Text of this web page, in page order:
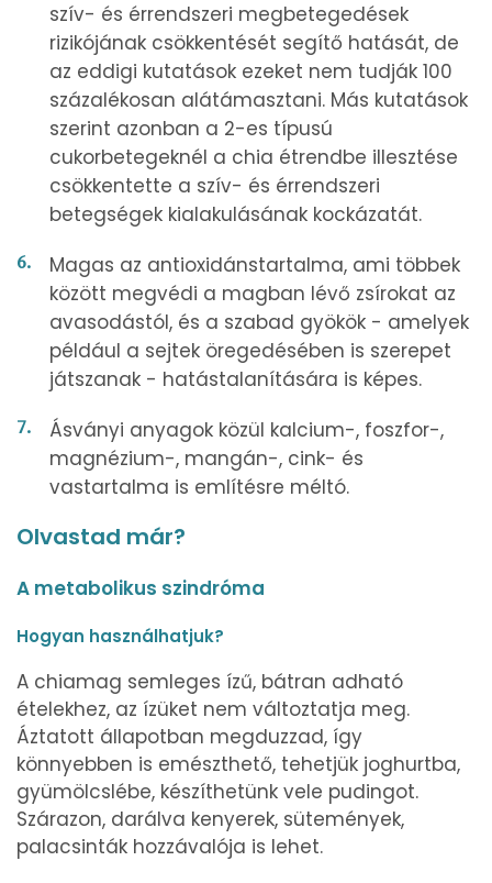
szív- és érrendszeri megbetegedések
rizikójának csökkentését segítő hatását, de
az eddigi kutatások ezeket nem tudják 100
százalékosan alátámasztani. Más kutatások
szerint azonban a 2-es típusú
cukorbetegeknél a chia étrendbe illesztése
csökkentette a szív- és érrendszeri
betegségek kialakulásának kockázatát.
Magas az antioxidánstartalma, ami többek
között megvédi a magban lévő zsírokat az
avasodástól, és a szabad gyökök - amelyek
például a sejtek öregedésében is szerepet
játszanak - hatástalanítására is képes.
Ásványi anyagok közül kalcium-, foszfor-,
magnézium-, mangán-, cink- és
vastartalma is említésre méltó.
Olvastad már?
A metabolikus szindróma
Hogyan használhatjuk?
A chiamag semleges ízű, bátran adható
ételekhez, az ízüket nem változtatja meg.
Áztatott állapotban megduzzad, így
könnyebben is emészthető, tehetjük joghurtba,
gyümölcslébe, készíthetünk vele pudingot.
Szárazon, darálva kenyerek, sütemények,
palacsinták hozzávalója is lehet.